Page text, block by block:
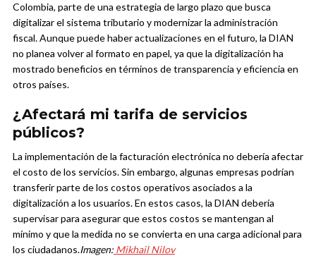
Colombia, parte de una estrategia de largo plazo que busca
digitalizar el sistema tributario y modernizar la administración
fiscal. Aunque puede haber actualizaciones en el futuro, la DIAN
no planea volver al formato en papel, ya que la digitalización ha
mostrado beneficios en términos de transparencia y eficiencia en
otros países.
¿Afectará mi tarifa de servicios
públicos?
La implementación de la facturación electrónica no debería afectar
el costo de los servicios. Sin embargo, algunas empresas podrían
transferir parte de los costos operativos asociados a la
digitalización a los usuarios. En estos casos, la DIAN debería
supervisar para asegurar que estos costos se mantengan al
mínimo y que la medida no se convierta en una carga adicional para
los ciudadanos.Imagen: Mikhail Nilov